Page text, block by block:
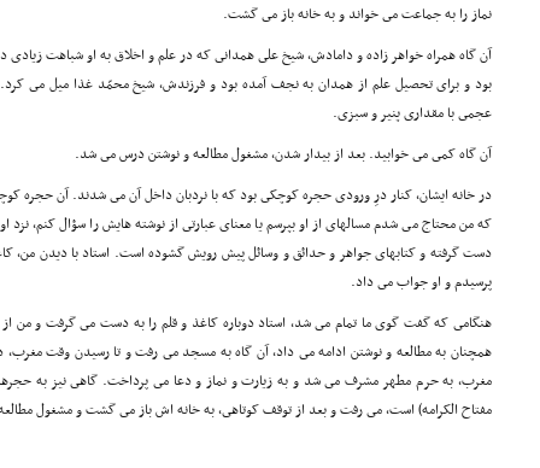
نماز را به جماعت مى خواند و به خانه باز مى گشت.
آن گاه همراه خواهر زاده و دامادش، شیخ على همدانى که در علم و اخلاق به او شباهت زیادى
بود و براى تحصیل علم از همدان به نجف آمده بود و فرزندش، شیخ محمّد غذا میل مى کرد.
عجمى با مقدارى پنیر و سبزى.
آن گاه کمى مى خوابید. بعد از بیدار شدن، مشغول مطالعه و نوشتن درس مى شد.
در خانه ایشان، کنار درِ ورودى حجره کوچکى بود که با نردبان داخل آن مى شدند. آن حجره
که من محتاج مى شدم مسالهاى از او بپرسم یا معناى عبارتى از نوشته هایش را سؤال کنم، نزد
دست گرفته و کتابهاى جواهر و حدائق و وسائل پیش رویش گشوده است. استاد با دیدن من،
پرسیدم و او جواب مى داد.
هنگامى که گفت گوى ما تمام مى شد، استاد دوباره کاغذ و قلم را به دست مى گرفت و من
همچنان به مطالعه و نوشتن ادامه مى داد، آن گاه به مسجد مى رفت و تا رسیدن وقت
مغرب، به حرم مطهر مشرف مى شد و به زیارت و نماز و دعا مى پرداخت. گاهى نیز به
مفتاح الکرامه) است، مى رفت و بعد از توقف کوتاهى، به خانه اش باز مى گشت و مشغول